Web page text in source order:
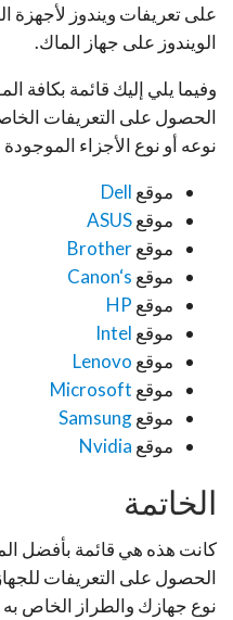
على تعريفات ويندوز لأجهزة
الويندوز على جهاز الماك.
وفيما يلي إليك قائمة بكافة
الحصول على التعريفات
نوعه أو نوع الأجزاء الموجودة
موقع Dell
موقعASUS
موقعBrother
موقع Canon‘s
موقع HP
موقع Intel
موقع Lenovo
موقع Microsoft
موقعSamsung
موقع Nvidia
الخاتمة
كانت هذه هي قائمة بأفضل
الحصول على التعريفات
نوع جهازك والطراز الخاص به